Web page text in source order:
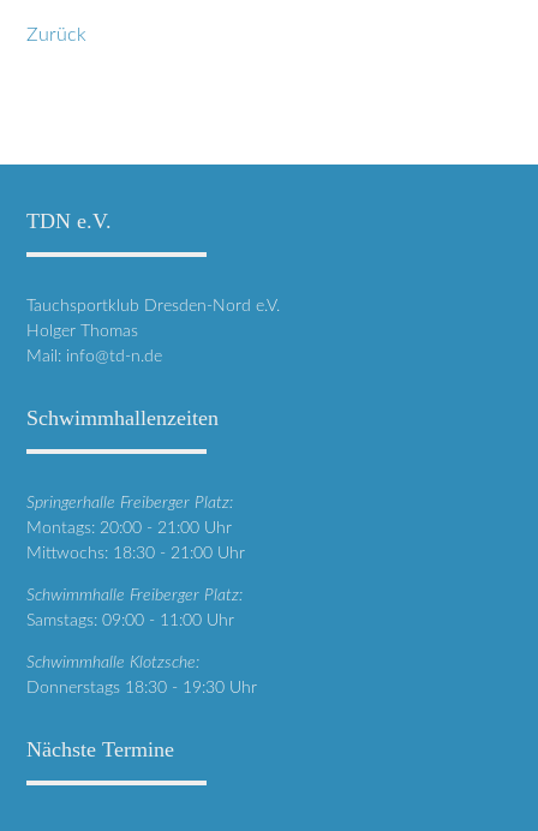
Zurück
TDN e.V.
Tauchsportklub Dresden-Nord e.V.
Holger Thomas
Mail: info@td-n.de
Schwimmhallenzeiten
Springerhalle Freiberger Platz:
Montags: 20:00 - 21:00 Uhr
Mittwochs: 18:30 - 21:00 Uhr
Schwimmhalle Freiberger Platz:
Samstags: 09:00 - 11:00 Uhr
Schwimmhalle Klotzsche:
Donnerstags 18:30 - 19:30 Uhr
Nächste Termine